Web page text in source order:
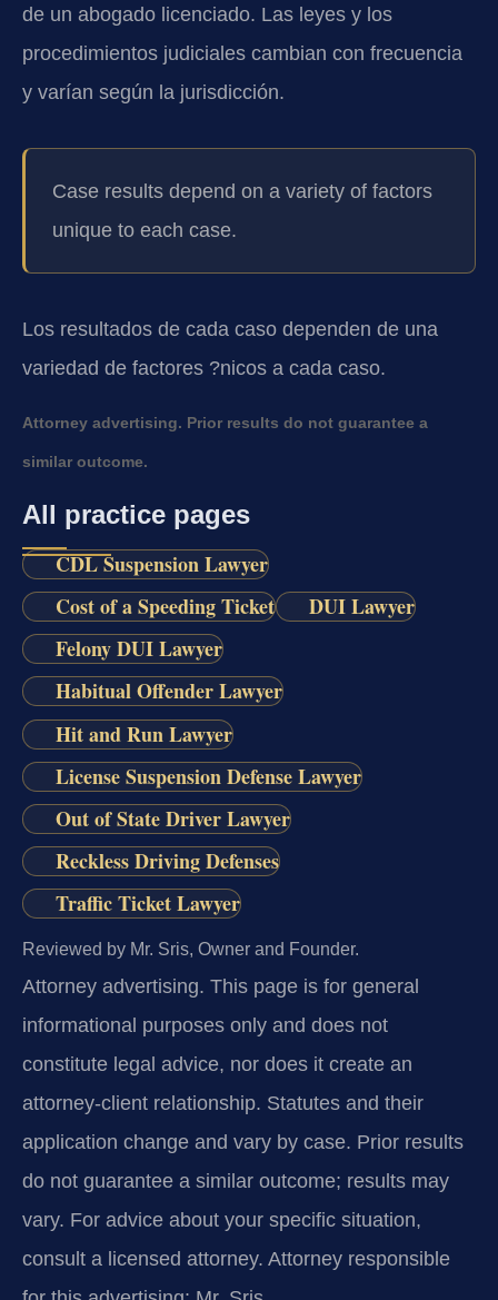
de un abogado licenciado. Las leyes y los
procedimientos judiciales cambian con frecuencia
y varían según la jurisdicción.
Case results depend on a variety of factors
unique to each case.
Los resultados de cada caso dependen de una
variedad de factores ?nicos a cada caso.
Attorney advertising. Prior results do not guarantee a
similar outcome.
All practice pages
CDL Suspension Lawyer
Cost of a Speeding Ticket
DUI Lawyer
Felony DUI Lawyer
Habitual Offender Lawyer
Hit and Run Lawyer
License Suspension Defense Lawyer
Out of State Driver Lawyer
Reckless Driving Defenses
Traffic Ticket Lawyer
Reviewed by Mr. Sris, Owner and Founder.
Attorney advertising. This page is for general
informational purposes only and does not
constitute legal advice, nor does it create an
attorney-client relationship. Statutes and their
application change and vary by case. Prior results
do not guarantee a similar outcome; results may
vary. For advice about your specific situation,
consult a licensed attorney. Attorney responsible